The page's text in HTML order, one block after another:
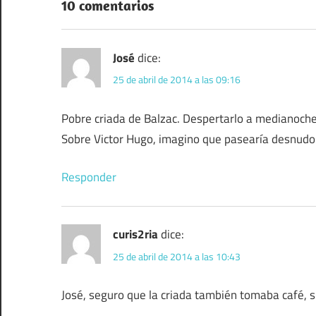
10 comentarios
Josédice:
25 de abril de 2014 a las 09:16
Pobre criada de Balzac. Despertarlo a
Sobre Victor Hugo, imagino que pasearía
Responder
curis2riadice:
25 de abril de 2014 a las 10:43
José, seguro que la criada también tomaba